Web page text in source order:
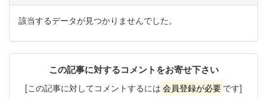
該当するデータが見つかりませんでした。
この記事に対するコメントをお寄せ下さい
[この記事に対してコメントするには 会員登録が必要 です]